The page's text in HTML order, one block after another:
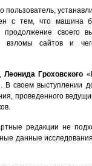
пользователь,
с тем, что машина
своего
взломы сайтов и
Леонида Гроховского
своем выступлении
проведенного
редакции не
данные